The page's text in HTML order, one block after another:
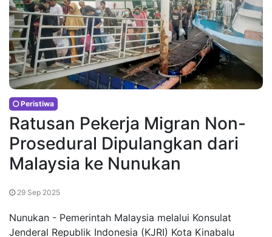
Peristiwa
Ratusan Pekerja Migran Non-
Prosedural Dipulangkan dari
Malaysia ke Nunukan
29 Sep 2025
Nunukan - Pemerintah Malaysia melalui Konsulat
Jenderal Republik Indonesia (KJRI) Kota Kinabalu